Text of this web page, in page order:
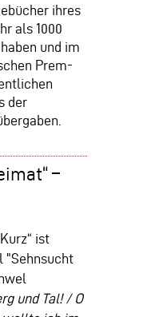
ihres
als 1000
und im
Prem-
der
–
ist
"Sehnsucht
und Tal! / O